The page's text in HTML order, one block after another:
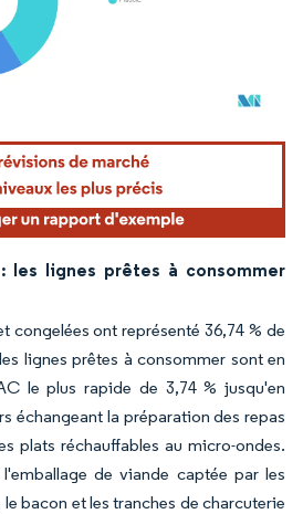
réutilisation nécessite une attribution sous CC BY
les lignes prêtes à consommer
congelées ont représenté 36,74 % de
lignes prêtes à consommer sont en
le plus rapide de 3,74 % jusqu'en
échangeant la préparation des repas
plats réchauffables au micro-ondes.
de viande captée par les
bacon et les tranches de charcuterie